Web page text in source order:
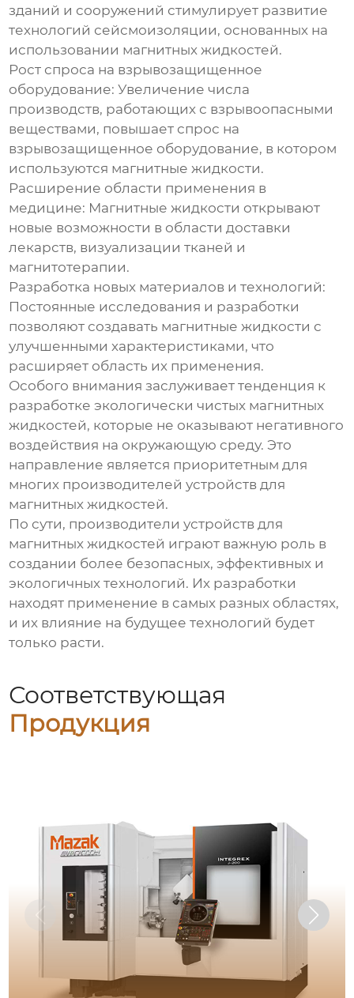
зданий и сооружений стимулирует развитие
технологий сейсмоизоляции, основанных на
использовании магнитных жидкостей.
Рост спроса на взрывозащищенное
оборудование: Увеличение числа
производств, работающих с взрывоопасными
веществами, повышает спрос на
взрывозащищенное оборудование, в котором
используются магнитные жидкости.
Расширение области применения в
медицине: Магнитные жидкости открывают
новые возможности в области доставки
лекарств, визуализации тканей и
магнитотерапии.
Разработка новых материалов и технологий:
Постоянные исследования и разработки
позволяют создавать магнитные жидкости с
улучшенными характеристиками, что
расширяет область их применения.
Особого внимания заслуживает тенденция к
разработке экологически чистых магнитных
жидкостей, которые не оказывают негативного
воздействия на окружающую среду. Это
направление является приоритетным для
многих производителей устройств для
магнитных жидкостей.
По сути, производители устройств для
магнитных жидкостей играют важную роль в
создании более безопасных, эффективных и
экологичных технологий. Их разработки
находят применение в самых разных областях,
и их влияние на будущее технологий будет
только расти.
Соответствующая
Продукция